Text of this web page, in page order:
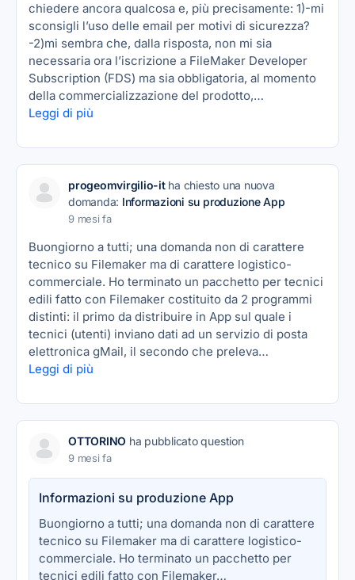
chiedere ancora qualcosa e, più precisamente: 1)-mi
sconsigli l’uso delle email per motivi di sicurezza?
-2)mi sembra che, dalla risposta, non mi sia
necessaria ora l’iscrizione a FileMaker Developer
Subscription (FDS) ma sia obbligatoria, al momento
della commercializzazione del prodotto,…
Leggi di più
progeomvirgilio-itha chiesto una nuova
domanda: Informazioni su produzione App
9 mesi fa
Buongiorno a tutti; una domanda non di carattere
tecnico su Filemaker ma di carattere logistico-
commerciale. Ho terminato un pacchetto per tecnici
edili fatto con Filemaker costituito da 2 programmi
distinti: il primo da distribuire in App sul quale i
tecnici (utenti) inviano dati ad un servizio di posta
elettronica gMail, il secondo che preleva…
Leggi di più
OTTORINO ha pubblicato question
9 mesi fa
Informazioni su produzione App
Buongiorno a tutti; una domanda non di carattere
tecnico su Filemaker ma di carattere logistico-
commerciale. Ho terminato un pacchetto per
tecnici edili fatto con Filemaker…